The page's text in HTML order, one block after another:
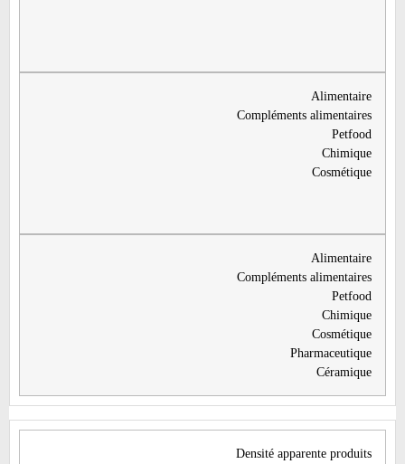
​Alimentaire
Compléments alimentaires
Petfood
Chimique
Cosmétique
​Alimentaire
Compléments alimentaires
Petfood
Chimique
Cosmétique
Pharmaceutique
Céramique
​Densité apparente produits